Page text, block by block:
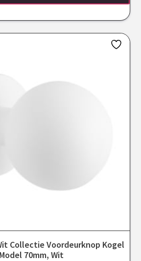
Collectie Voordeurknop Kogel
Model 70mm, Wit